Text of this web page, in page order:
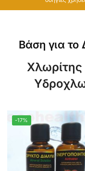
Βάση για το
Χλωρίτης
-17%